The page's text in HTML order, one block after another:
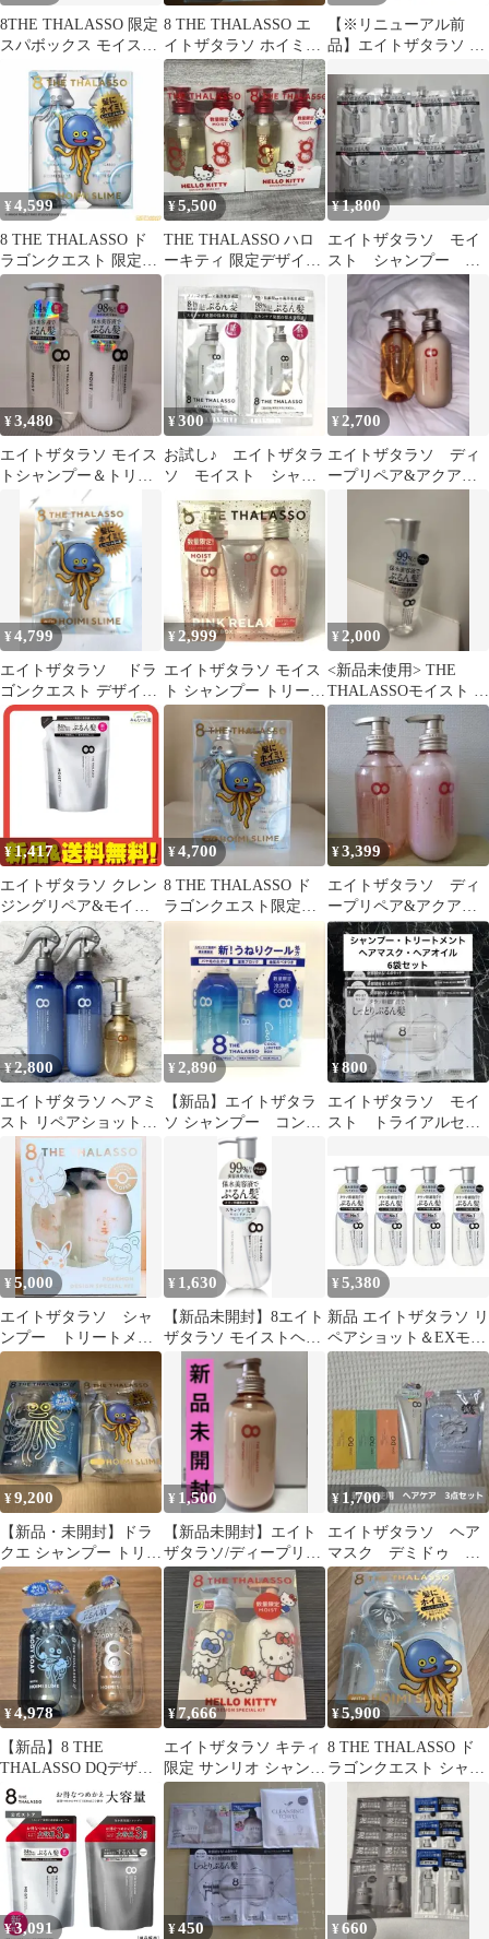
8THE THALASSO 限定
スパボックス モイスト
8 THE THALASSO エ
イトザタラソ ホイミス
ライム ドラクエ 限定
【※リニューアル前
品】エイトザタラソ ク
イスト 美容液シャンプ
ー 詰め替え3回分mt
04814247
¥ 4,599
8 THE THALASSO ド
ラゴンクエスト 限定デ
ザイン シャンプーセッ
¥5,500
THE THALASSO ハロ
ーキティ 限定デザイン
¥1,800
エイトザタラソ モイ
スト シャンプー ト
リートメント 5DAYS
トライアル
¥3,480
エイトザタラソ モイス
トシャンプー＆トリー
トメント セット売り26
年購入日本製髪
¥300
お試し♪ エイトザタラ
ソ モイスト シャン
プー トリートメン
ト ☆ １セット
¥ 2,700
エイトザタラソ ディ
ープリペア&アクアモ
¥4,799
エイトザタラソ ドラ
ゴンクエスト デザイ
ン シャンプーセット
¥ 2,999
エイトザタラソ モイス
ト シャンプー トリート
メント アクアブロッサ
ムの香り
¥ 2,000
<新品未使用> THE
THALASSOモイスト ヘ
アオイル 100ml
¥1,417
エイトザタラソ クレン
ジングリペア&モイス
ト美容液シャンプー 詰
め替え用 400mL
¥4,700
8 THE THALASSO ド
ラゴンクエスト限定デ
ザイン シャンプーセッ
¥3,399
エイトザタラソ ディ
ープリペア&アクアモ
イスト美容液シャンプ
ー&トリートメント
¥2,800
エイトザタラソ ヘアミ
スト リペアショット
&EXモイスト セット
まとめ売り
¥ 2,890
【新品】エイトザタラ
ソ シャンプー コント
ロール＆リペア
COOLクール
¥800
エイトザタラソ モイ
スト トライアルセッ
¥5,000
エイトザタラソ シャ
ンプー トリートメン
ト 限定 ポケモン
デザイン
¥ 1,630
【新品未開封】8エイト
ザタラソ モイストヘア
オイル 美容液オイル
100ml
¥5,380
新品 エイトザタラソ リ
ペアショット＆EXモイ
スト 美容液オイル ４本
セット
¥9,200
【新品・未開封】ドラ
クエ シャンプー トリー
トメント 2種セット
¥ 1,500
【新品未開封】エイト
ザタラソ/ディープリペ
ア&アクアモイスト/キ
ンモクセイの香り
¥ 1,700
エイトザタラソ ヘア
マスク デミドゥ ス
カルプ シャンプー
ビオリカ クレイ
¥4,978
【新品】8 THE
THALASSO DQデザイ
ン ボディソープ ホイミ
スライム
¥ 7,666
エイトザタラソ キティ
限定 サンリオ シャンプ
ー トリートメント
¥5,900
8 THE THALASSO ド
ラゴンクエスト シャン
¥3,091 ¥450 ¥660